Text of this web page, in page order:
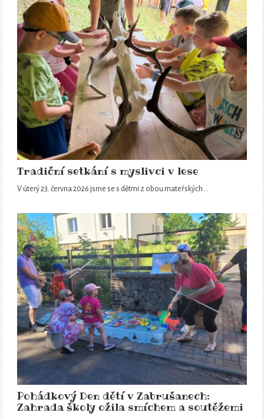
Tradiční setkání s myslivci v lese
V úterý 23. června 2026 jsme se s dětmi z obou mateřských…
Pohádkový Den dětí v Zabrušanech:
Zahrada školy ožila smíchem a soutěžemi